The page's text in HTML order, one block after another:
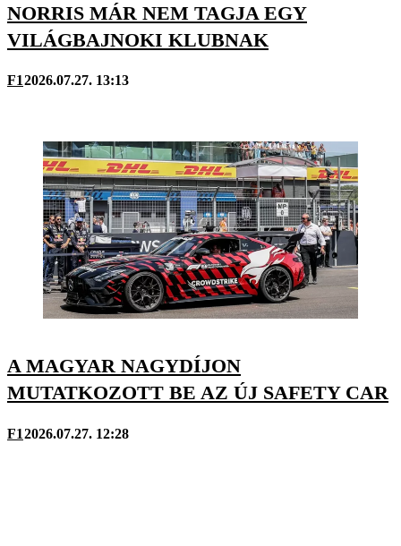
NORRIS MÁR NEM TAGJA EGY
VILÁGBAJNOKI KLUBNAK
F12026.07.27. 13:13
A MAGYAR NAGYDÍJON
MUTATKOZOTT BE AZ ÚJ SAFETY CAR
F12026.07.27. 12:28